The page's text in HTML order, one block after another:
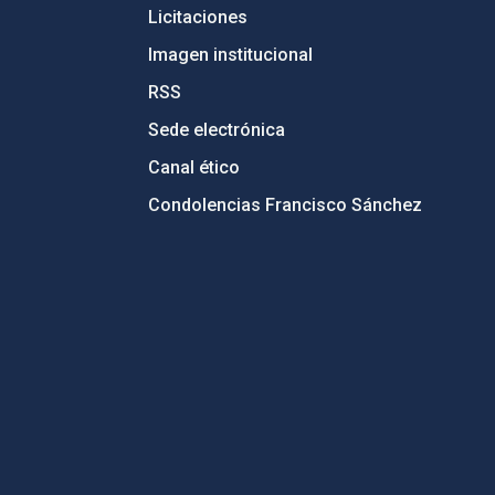
Licitaciones
Imagen institucional
RSS
Sede electrónica
Canal ético
Condolencias Francisco Sánchez